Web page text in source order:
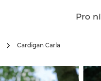
Pro ni
Cardigan Carla